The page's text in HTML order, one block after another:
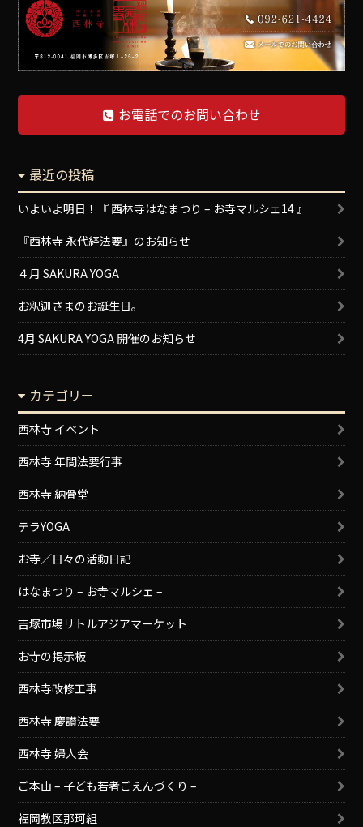
お電話でのお問い合わせ
最近の投稿
いよいよ明日！『 西林寺はなまつり – お寺マルシェ14 』
『西林寺 永代経法要』のお知らせ
４月 SAKURA YOGA
お釈迦さまのお誕生日。
4月 SAKURA YOGA 開催のお知らせ
カテゴリー
西林寺 イベント
西林寺 年間法要行事
西林寺 納骨堂
テラYOGA
お寺／日々の活動日記
はなまつり – お寺マルシェ –
吉塚市場リトルアジアマーケット
お寺の掲示板
西林寺改修工事
西林寺 慶讃法要
西林寺 婦人会
ご本山 – 子ども若者ごえんづくり –
福岡教区那珂組